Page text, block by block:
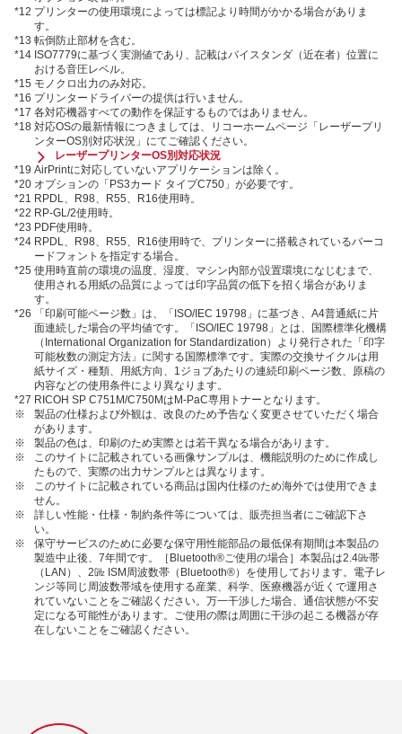
*12 プリンターの使用環境によっては標記より時間がかかる場合がありま
す。
*13 転倒防止部材を含む。
*14 ISO7779に基づく実測値であり、記載はバイスタンダ（近在者）位置に
おける音圧レベル。
*15 モノクロ出力のみ対応。
*16 プリンタードライバーの提供は行いません。
*17 各対応機器すべての動作を保証するものではありません。
*18 対応OSの最新情報につきましては、リコーホームページ「レーザープリ
ンターOS別対応状況」にてご確認ください。
レーザープリンターOS別対応状況
*19 AirPrintに対応していないアプリケーションは除く。
*20 オプションの「PS3カード タイプC750」が必要です。
*21 RPDL、R98、R55、R16使用時。
*22 RP-GL/2使用時。
*23 PDF使用時。
*24 RPDL、R98、R55、R16使用時で、プリンターに搭載されているバーコ
ードフォントを指定する場合。
*25 使用時直前の環境の温度、湿度、マシン内部が設置環境になじむまで、
使用される用紙の品質によっては印字品質の低下を招く場合がありま
す。
*26
「印刷可能ページ数」は、「ISO/IEC 19798」に基づき、A4普通紙に片
面連続した場合の平均値です。「ISO/IEC 19798」とは、国際標準化機構
（International Organization for Standardization）より発行された「印字
可能枚数の測定方法」に関する国際標準です。実際の交換サイクルは用
紙サイズ・種類、用紙方向、1ジョブあたりの連続印刷ページ数、原稿の
内容などの使用条件により異なります。
*27 RICOH SP C751M/C750MはM-PaC専用トナーとなります。
※
製品の仕様および外観は、改良のため予告なく変更させていただく場合
があります。
※
製品の色は、印刷のため実際とは若干異なる場合があります。
※
このサイトに記載されている画像サンプルは、機能説明のために作成し
たもので、実際の出力サンプルとは異なります。
※
このサイトに記載されている商品は国内仕様のため海外では使用できま
せん。
※
詳しい性能・仕様・制約条件等については、販売担当者にご確認下さ
い。
※
保守サービスのために必要な保守用性能部品の最低保有期間は本製品の
製造中止後、7年間です。［Bluetooth®ご使用の場合］本製品は2.4㎓帯
（LAN）、2㎓ ISM周波数帯（Bluetooth®）を使用しております。電子レ
ンジ等同じ周波数帯域を使用する産業、科学、医療機器が近くで運用さ
れていないことをご確認ください。万一干渉した場合、通信状態が不安
定になる可能性があります。ご使用の際は周囲に干渉の起こる機器が存
在しないことをご確認ください。